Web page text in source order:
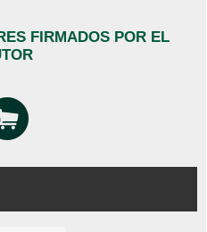
FIRMADOS POR EL